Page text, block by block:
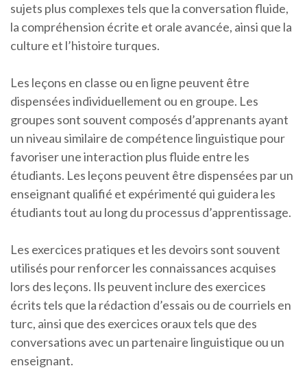
sujets plus complexes tels que la conversation fluide,
la compréhension écrite et orale avancée, ainsi que la
culture et l’histoire turques.
Les leçons en classe ou en ligne peuvent être
dispensées individuellement ou en groupe. Les
groupes sont souvent composés d’apprenants ayant
un niveau similaire de compétence linguistique pour
favoriser une interaction plus fluide entre les
étudiants. Les leçons peuvent être dispensées par un
enseignant qualifié et expérimenté qui guidera les
étudiants tout au long du processus d’apprentissage.
Les exercices pratiques et les devoirs sont souvent
utilisés pour renforcer les connaissances acquises
lors des leçons. Ils peuvent inclure des exercices
écrits tels que la rédaction d’essais ou de courriels en
turc, ainsi que des exercices oraux tels que des
conversations avec un partenaire linguistique ou un
enseignant.